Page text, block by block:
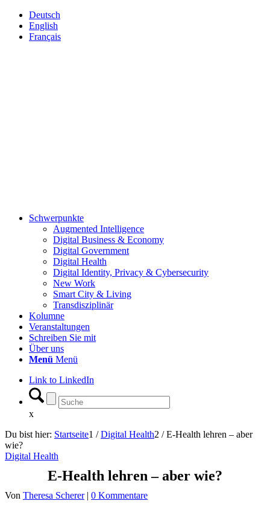
Deutsch
English
Français
Schwerpunkte
Augmented Intelligence
Digital Business & Economy
Digital Government
Digital Health
Digital Identity, Privacy & Cybersecurity
New Work
Smart City & Living
Transdisziplinär
Kolumne
Veranstaltungen
Schreiben Sie mit
Über uns
Menü Menü
Link to LinkedIn
x
Du bist hier: Startseite1 / Digital Health2 / E-Health lehren – aber
wie?
Digital Health
E-Health lehren – aber wie?
Von Theresa Scherer | 0 Kommentare